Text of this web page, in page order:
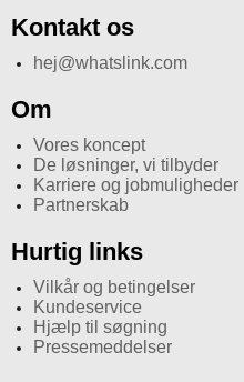
Kontakt os
hej@whatslink.com
Om
Vores koncept
De løsninger, vi tilbyder
Karriere og jobmuligheder
Partnerskab
Hurtig links
Vilkår og betingelser
Kundeservice
Hjælp til søgning
Pressemeddelser